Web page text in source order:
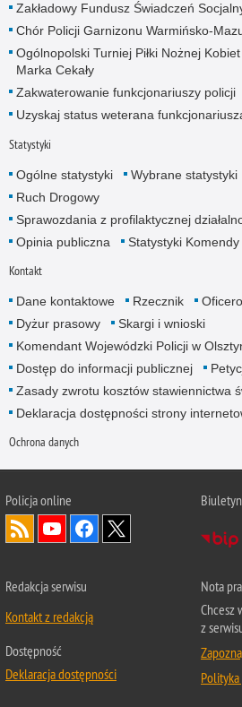
Zakładowy Fundusz Świadczeń
Chór Policji Garnizonu Warmińsko-
Ogólnopolski Turniej Piłki Nożnej
Marka Cekały
Zakwaterowanie funkcjonariuszy policji
Uzyskaj status weterana
Statystyki
Ogólne statystyki Wybrane statystyki
Ruch Drogowy
Sprawozdania z profilaktycznej
Opinia publiczna
Statystyki Komendy
Kontakt
Dane kontaktowe Rzecznik
Dyżur prasowy
Skargi i wnioski
Komendant Wojewódzki Policji w
Dostęp do informacji publicznej
Zasady zwrotu kosztów stawiennictwa
Deklaracja dostępności strony
Ochrona danych
Policja online
Redakcja serwisu
Kontakt z redakcją
Dostępność
Deklaracja dostępności
Nota
Chcesz
z